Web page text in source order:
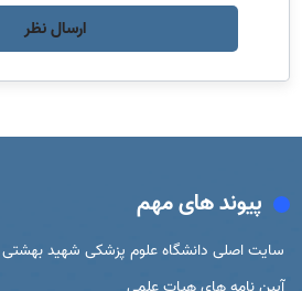
ارسال نظر
پیوند های مهم
سایت اصلی دانشگاه علوم پزشکی شهید بهشتی